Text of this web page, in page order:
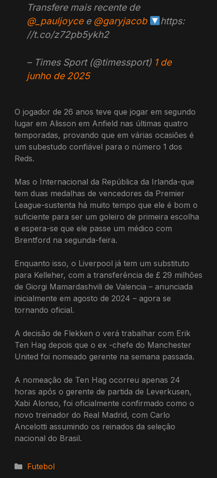
Transfere mais recente de
@_pauljoycee @garyjacob
https:
//t.co/z72pb5ykh2
– Times Sport (@timessport) 1 de
junho de 2025
O jogador de 26 anos teve que jogar em segundo
lugar em Alisson em Anfield nas últimas quatro
temporadas, provando que em várias ocasiões é
um subestudo confiável para o número 1 dos
Reds.
Mas o Internacional da República da Irlanda-que
tem duas medalhas de vencedores da Premier
League-sustenta há muito tempo que ele é bom o
suficiente para ser um goleiro de primeira escolha
e espera-se que ele passe um médico com
Brentford na segunda-feira.
Enquanto isso, o Liverpool já tem um substituto
para Kelleher, com a transferência de £ 29 milhões
de Giorgi Mamardashvili de Valencia – anunciada
inicialmente em agosto de 2024 – agora se
tornando oficial.
A decisão de Flekken o verá trabalhar com Erik
Ten Hag depois que o ex -chefe do Manchester
United foi nomeado gerente na semana passada.
A nomeação de Ten Hag ocorreu apenas 24
horas após o gerente de partida de Leverkusen,
Xabi Alonso, foi oficialmente confirmado como o
novo treinador do Real Madrid, com Carlo
Ancelotti assumindo os reinados da seleção
nacional do Brasil.
Categorias
Futebol